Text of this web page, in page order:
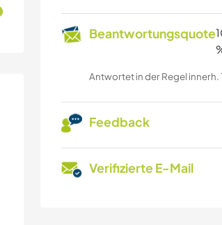
Beantwortungsquote
Antwortet in der Regel innerh.
Feedback
Verifizierte E-Mail